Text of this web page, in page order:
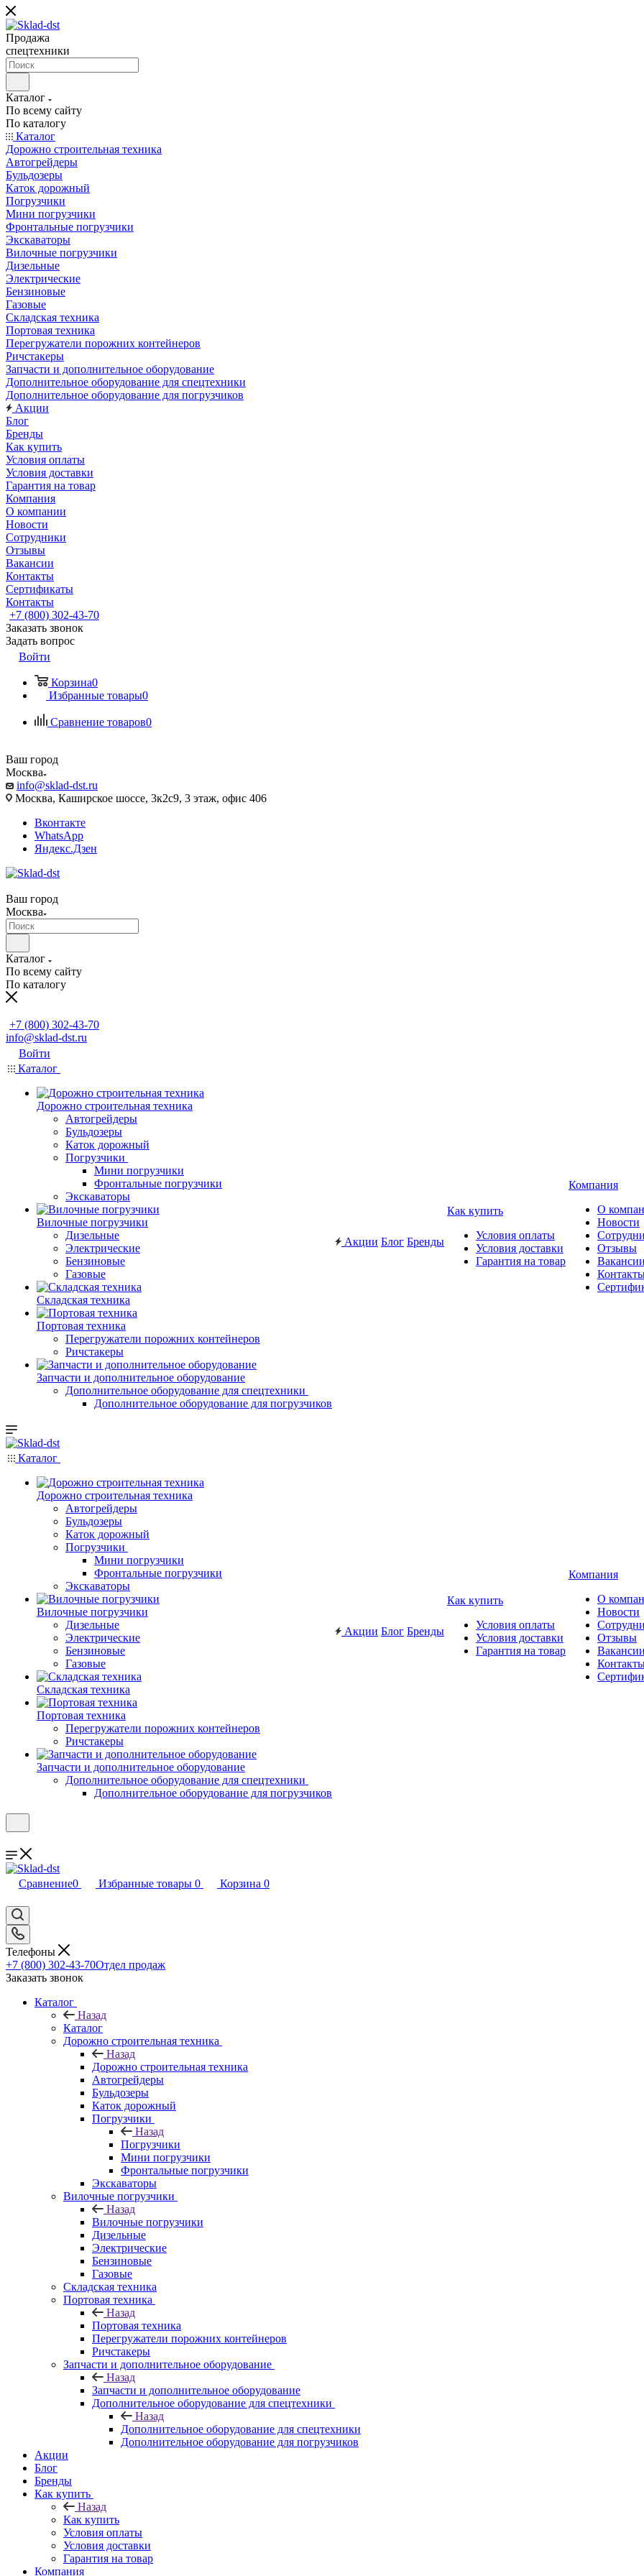
Продажа
спецтехники
Каталог
По всему сайту
По каталогу
Каталог
Дорожно строительная техника
Автогрейдеры
Бульдозеры
Каток дорожный
Погрузчики
Мини погрузчики
Фронтальные погрузчики
Экскаваторы
Вилочные погрузчики
Дизельные
Электрические
Бензиновые
Газовые
Складская техника
Портовая техника
Перегружатели порожних контейнеров
Ричстакеры
Запчасти и дополнительное оборудование
Дополнительное оборудование для спецтехники
Дополнительное оборудование для погрузчиков
Акции
Блог
Бренды
Как купить
Условия оплаты
Условия доставки
Гарантия на товар
Компания
О компании
Новости
Сотрудники
Отзывы
Вакансии
Контакты
Сертификаты
Контакты
+7 (800) 302-43-70
Заказать звонок
Задать вопрос
Войти
Корзина0
Избранные товары0
Сравнение товаров0
Ваш город
Москва
info@sklad-dst.ru
Москва, Каширское шоссе, 3к2с9, 3 этаж, офис 406
Вконтакте
WhatsApp
Яндекс.Дзен
Ваш город
Москва
Каталог
По всему сайту
По каталогу
+7 (800) 302-43-70
info@sklad-dst.ru
Войти
Каталог
Дорожно строительная техника
Автогрейдеры
Бульдозеры
Каток дорожный
Погрузчики
Мини погрузчики
Фронтальные погрузчики
Экскаваторы
Вилочные погрузчики
Дизельные
Электрические
Бензиновые
Газовые
Складская техника
Портовая техника
Перегружатели порожних контейнеров
Ричстакеры
Запчасти и дополнительное оборудование
Дополнительное оборудование для спецтехники
Дополнительное оборудование для погрузчиков
Акции Блог Бренды
Как купить
Условия оплаты
Условия доставки
Гарантия на товар
Компания
О
Новости
Отзывы
Каталог
Дорожно строительная техника
Автогрейдеры
Бульдозеры
Каток дорожный
Погрузчики
Мини погрузчики
Фронтальные погрузчики
Экскаваторы
Вилочные погрузчики
Дизельные
Электрические
Бензиновые
Газовые
Складская техника
Портовая техника
Перегружатели порожних контейнеров
Ричстакеры
Запчасти и дополнительное оборудование
Дополнительное оборудование для спецтехники
Дополнительное оборудование для погрузчиков
Акции Блог Бренды
Как купить
Условия оплаты
Условия доставки
Гарантия на товар
Компания
О
Новости
Отзывы
Сравнение0 Избранные товары 0 Корзина 0
Телефоны
+7 (800) 302-43-70Отдел продаж
Заказать звонок
Каталог
Назад
Каталог
Дорожно строительная техника
Назад
Дорожно строительная техника
Автогрейдеры
Бульдозеры
Каток дорожный
Погрузчики
Назад
Погрузчики
Мини погрузчики
Фронтальные погрузчики
Экскаваторы
Вилочные погрузчики
Назад
Вилочные погрузчики
Дизельные
Электрические
Бензиновые
Газовые
Складская техника
Портовая техника
Назад
Портовая техника
Перегружатели порожних контейнеров
Ричстакеры
Запчасти и дополнительное оборудование
Назад
Запчасти и дополнительное оборудование
Дополнительное оборудование для спецтехники
Назад
Дополнительное оборудование для спецтехники
Дополнительное оборудование для погрузчиков
Акции
Блог
Бренды
Как купить
Назад
Как купить
Условия оплаты
Условия доставки
Гарантия на товар
Компания